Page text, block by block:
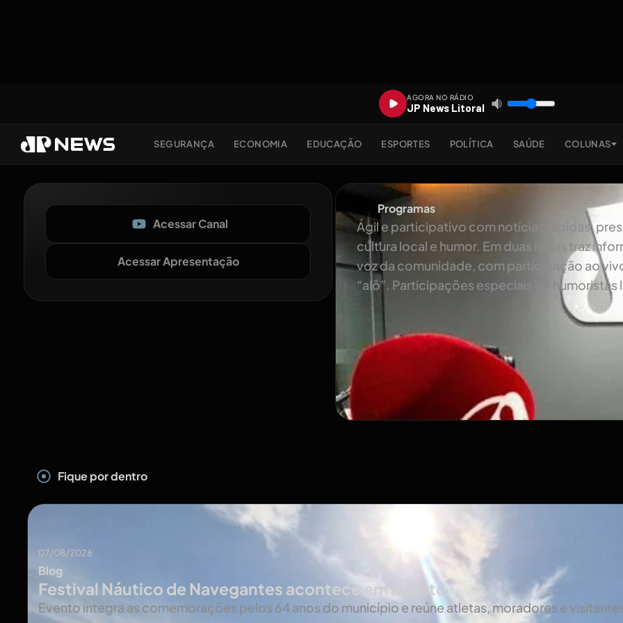
AGORA NO RÁDIO
JP News Litoral
SEGURANÇA ECONOMIA EDUCAÇÃO ESPORTES POLÍTICA SAÚDE COLUNAS
Acessar Canal
Acessar Apresentação
Programas
Ágil e participativo com notícias rápidas,
cultura local e humor. Em duas horas traz
voz da comunidade, com participação ao
“alô”. Participações especiais de
Fique por dentro
07/08/2026
Blog
Festival Náutico de Navegantes acontece em agosto
Evento integra as comemorações pelos 64 anos do município e reúne atletas, moradores e